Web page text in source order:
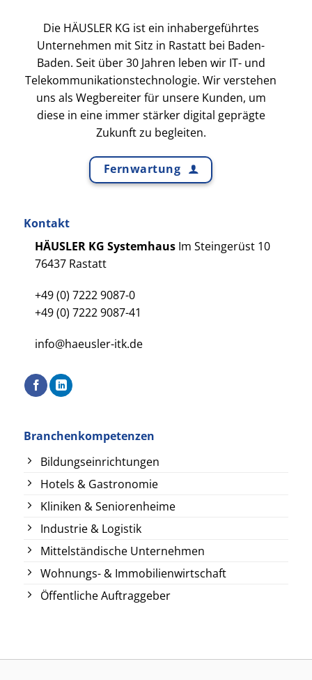
Die HÄUSLER KG ist ein inhabergeführtes
Unternehmen mit Sitz in Rastatt bei Baden-
Baden. Seit über 30 Jahren leben wir IT- und
Telekommunikationstechnologie. Wir verstehen
uns als Wegbereiter für unsere Kunden, um
diese in eine immer stärker digital geprägte
Zukunft zu begleiten.
Fernwartung
Kontakt
HÄUSLER KG Systemhaus Im Steingerüst 10
76437 Rastatt
+49 (0) 7222 9087-0
+49 (0) 7222 9087-41
info@haeusler-itk.de
Branchenkompetenzen
Bildungseinrichtungen
Hotels & Gastronomie
Kliniken & Seniorenheime
Industrie & Logistik
Mittelständische Unternehmen
Wohnungs- & Immobilienwirtschaft
Öffentliche Auftraggeber